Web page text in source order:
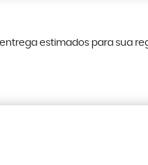
estimados para sua